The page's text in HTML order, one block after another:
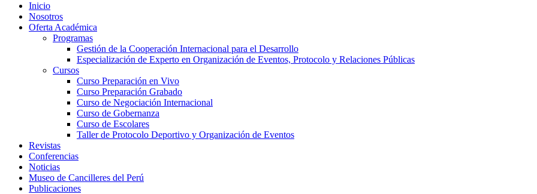
Inicio
Nosotros
Oferta Académica
Programas
Gestión de la Cooperación Internacional para el Desarrollo
Especialización de Experto en Organización de Eventos, Protocolo y Relaciones Públicas
Cursos
Curso Preparación en Vivo
Curso Preparación Grabado
Curso de Negociación Internacional
Curso de Gobernanza
Curso de Escolares
Taller de Protocolo Deportivo y Organización de Eventos
Revistas
Conferencias
Noticias
Museo de Cancilleres del Perú
Publicaciones